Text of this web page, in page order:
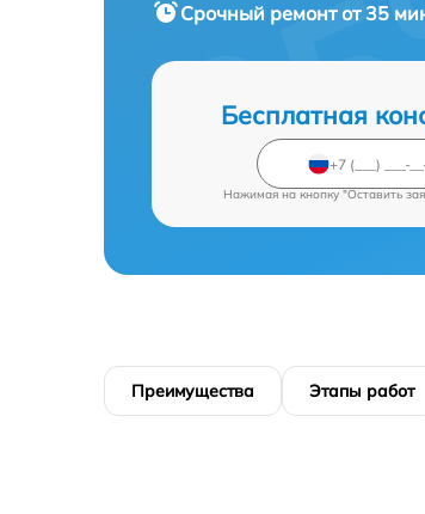
Срочный ремонтот 35
Бесплатная
Нажимая на кнопку "Оставить
Преимущества Этапы работ